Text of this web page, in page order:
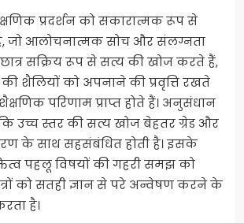
प्रदर्शन को सकारात्मक रूप से
है, जो आलोचनात्मक सोच और संलग्नता
छात्र सक्रिय रूप से सत्य की खोज करते हैं,
शैलियों को अपनाने की प्रवृत्ति रखते
परिणाम प्राप्त होते हैं। अनुसंधान
उच्च स्तर की सत्य खोज बेहतर ग्रेड और
के साथ सहसंबंधित होती है। इसके
पहलू विषयों की गहरी समझ को
को सतही ज्ञान से परे अन्वेषण करने के
है।